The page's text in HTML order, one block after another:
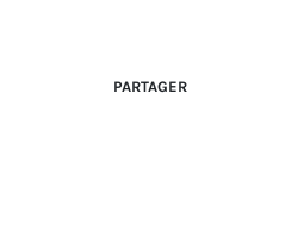
PARTAGER